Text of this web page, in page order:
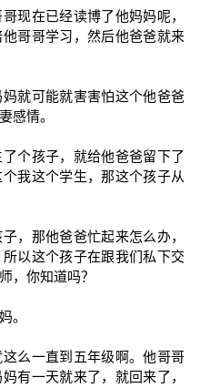
现在已经读博了他妈妈呢，
哥哥学习，然后他爸爸就来
就可能就害害怕这个他爸爸
感情。
个孩子，就给他爸爸留下了
我这个学生，那这个孩子从
，那他爸爸忙起来怎么办，
以这个孩子在跟我们私下交
，你知道吗？
。
么一直到五年级啊。他哥哥
有一天就来了，就回来了，